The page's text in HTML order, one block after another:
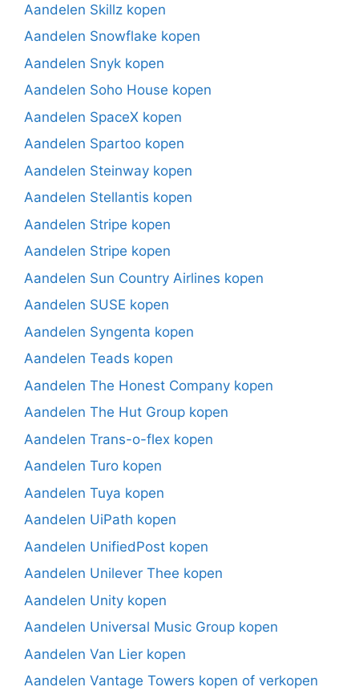
Aandelen Skillz kopen
Aandelen Snowflake kopen
Aandelen Snyk kopen
Aandelen Soho House kopen
Aandelen SpaceX kopen
Aandelen Spartoo kopen
Aandelen Steinway kopen
Aandelen Stellantis kopen
Aandelen Stripe kopen
Aandelen Stripe kopen
Aandelen Sun Country Airlines kopen
Aandelen SUSE kopen
Aandelen Syngenta kopen
Aandelen Teads kopen
Aandelen The Honest Company kopen
Aandelen The Hut Group kopen
Aandelen Trans-o-flex kopen
Aandelen Turo kopen
Aandelen Tuya kopen
Aandelen UiPath kopen
Aandelen UnifiedPost kopen
Aandelen Unilever Thee kopen
Aandelen Unity kopen
Aandelen Universal Music Group kopen
Aandelen Van Lier kopen
Aandelen Vantage Towers kopen of verkopen